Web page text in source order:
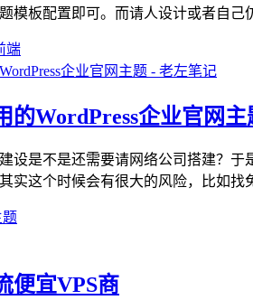
模板配置即可。而请人设计或者自己
端
的WordPress企业官网主
设是不是还需要请网络公司搭建？
实这个时候会有很大的风险，比如找
题
便宜VPS商